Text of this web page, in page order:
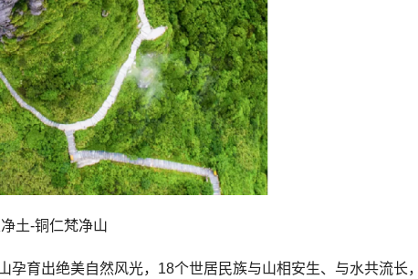
土-铜仁梵净山
育出绝美自然风光，18个世居民族与山相安生、与水共流长，